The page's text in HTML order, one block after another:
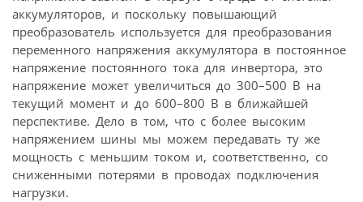
аккумуляторов, и поскольку повышающий
преобразователь используется для преобразования
переменного напряжения аккумулятора в постоянное
напряжение постоянного тока для инвертора, это
напряжение может увеличиться до 300–500 В на
текущий момент и до 600–800 В в ближайшей
перспективе. Дело в том, что с более высоким
напряжением шины мы можем передавать ту же
мощность с меньшим током и, соответственно, со
сниженными потерями в проводах подключения
нагрузки.